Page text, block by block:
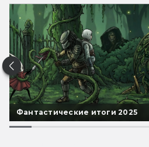
Фантастические итоги 2025